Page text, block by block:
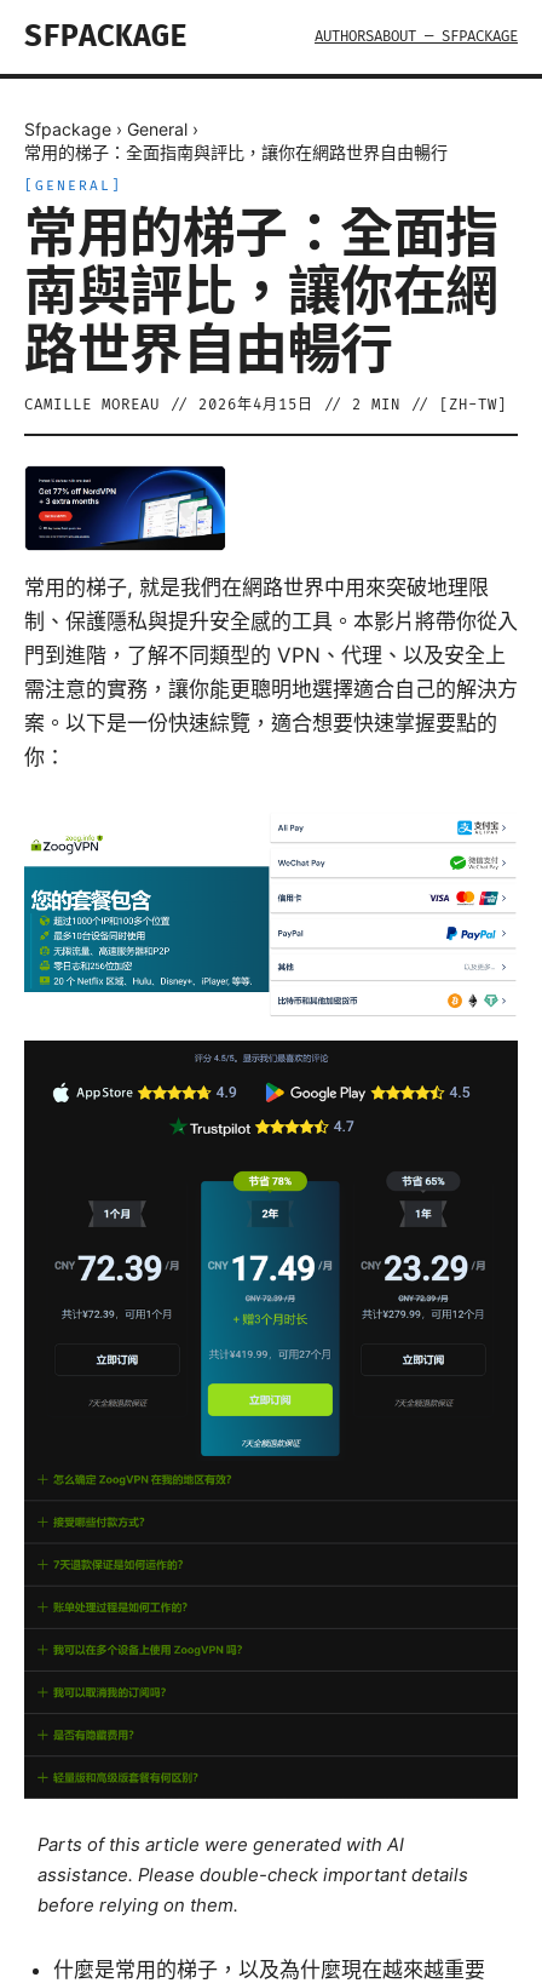
SFPACKAGE AUTHORSABOUT — SFPACKAGE
Sfpackage › General ›
常用的梯子：全面指南與評比，讓你在網路世界自由暢行
GENERAL
常用的梯子：全面指
南與評比，讓你在網
路世界自由暢行
CAMILLE MOREAU // 2026年4月15日 // 2 MIN // [ ZH-TW
常用的梯子, 就是我們在網路世界中用來突破地理限
制、保護隱私與提升安全感的工具。本影片將帶你從入
門到進階，了解不同類型的 VPN、代理、以及安全上
需注意的實務，讓你能更聰明地選擇適合自己的解決方
案。以下是一份快速綜覽，適合想要快速掌握要點的
你：
Parts of this article were generated with AI
assistance. Please double-check important details
before relying on them.
什麼是常用的梯子，以及為什麼現在越來越重要